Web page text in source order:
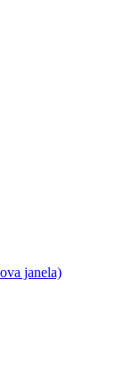
janela)